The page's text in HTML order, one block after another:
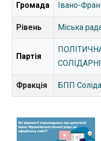
Громада Івано-
Рівень Міська
Партія
Фракція БПП